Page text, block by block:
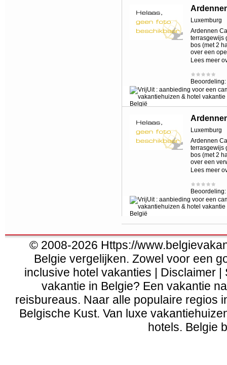
Luxemburg
Ardennen
terrasgewijs
bos (met 2
over een
Lees meer
Beoordeling:
Luxemburg
Ardennen
terrasgewijs
bos (met 2
over een
Lees meer
Beoordeling:
© 2008-2026 Https://
Belgie vergelijken. Zowel voor een
inclusive hotel vakanties | Disclaimer |
vakantie in Belgie? Een vakantie
reisbureaus. Naar alle populaire regios
Belgische Kust. Van luxe
hotels. Belgie